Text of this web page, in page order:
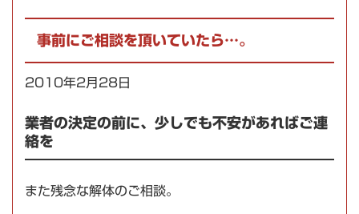
事前にご相談を頂いていたら…。
2010年2月28日
業者の決定の前に、少しでも不安があればご連
絡を
また残念な解体のご相談。